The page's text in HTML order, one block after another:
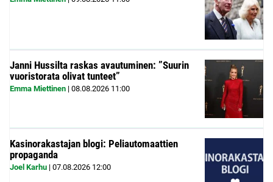
Janni Hussilta raskas avautuminen: ”Suurin
vuoristorata olivat tunteet”
Emma Miettinen | 08.08.2026 11:00
Kasinorakastajan blogi: Peliautomaattien
propaganda
Joel Karhu | 07.08.2026 12:00